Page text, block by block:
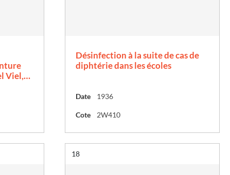
Viel,…
Désinfection à la suite de cas de
diphtérie dans les écoles
Date 1936
Cote 2W410
Résultat n°
18